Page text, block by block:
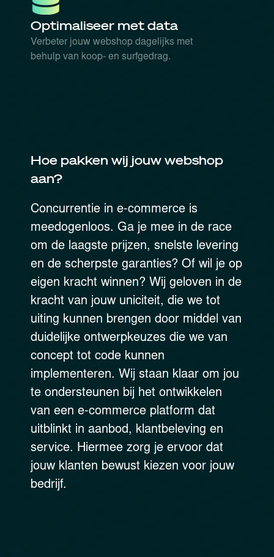
Optimaliseer met data
Verbeter jouw webshop dagelijks met
behulp van koop- en surfgedrag.
Hoe pakken wij jouw webshop
aan?
Concurrentie in e-commerce is
meedogenloos. Ga je mee in de race
om de laagste prijzen, snelste levering
en de scherpste garanties? Of wil je op
eigen kracht winnen? Wij geloven in de
kracht van jouw uniciteit, die we tot
uiting kunnen brengen door middel van
duidelijke ontwerpkeuzes die we van
concept tot code kunnen
implementeren. Wij staan klaar om jou
te ondersteunen bij het ontwikkelen
van een e-commerce platform dat
uitblinkt in aanbod, klantbeleving en
service. Hiermee zorg je ervoor dat
jouw klanten bewust kiezen voor jouw
bedrijf.